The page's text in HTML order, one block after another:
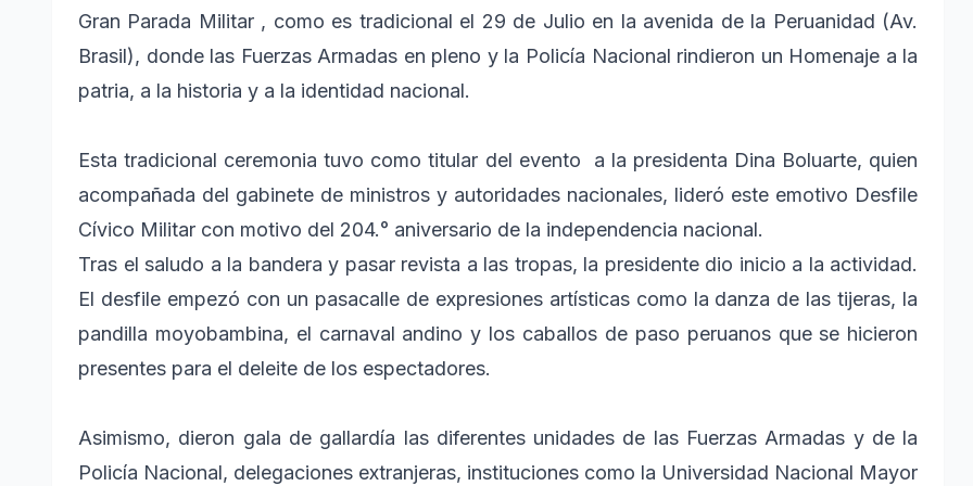
Gran Parada Militar , como es tradicional el 29 de Julio en la avenida de la Peruanidad (Av.
Brasil), donde las Fuerzas Armadas en pleno y la Policía Nacional rindieron un Homenaje a la
patria, a la historia y a la identidad nacional.
Esta tradicional ceremonia tuvo como titular del evento a la presidenta Dina Boluarte, quien
acompañada del gabinete de ministros y autoridades nacionales, lideró este emotivo Desfile
Cívico Militar con motivo del 204.° aniversario de la independencia nacional.
Tras el saludo a la bandera y pasar revista a las tropas, la presidente dio inicio a la actividad.
El desfile empezó con un pasacalle de expresiones artísticas como la danza de las tijeras, la
pandilla moyobambina, el carnaval andino y los caballos de paso peruanos que se hicieron
presentes para el deleite de los espectadores.
Asimismo, dieron gala de gallardía las diferentes unidades de las Fuerzas Armadas y de la
Policía Nacional, delegaciones extranjeras, instituciones como la Universidad Nacional Mayor